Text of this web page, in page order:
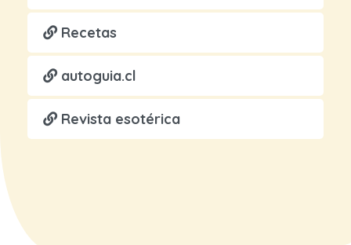
Recetas
autoguia.cl
Revista esotérica